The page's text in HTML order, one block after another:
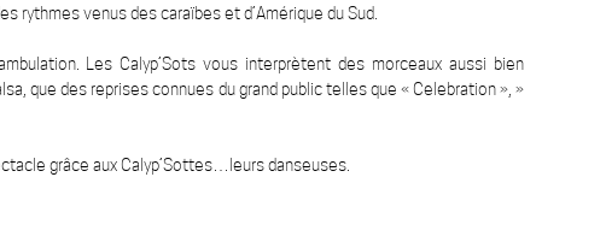
rythmes venus des caraïbes et d’Amérique du Sud.
Les Calyp’Sots vous interprètent des morceaux aussi bien
que des reprises connues du grand public telles que « Celebration », »
grâce aux Calyp’Sottes…leurs danseuses.